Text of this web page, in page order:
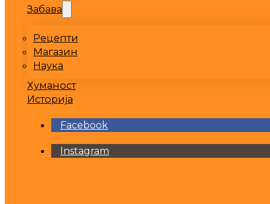
Забава
Рецепти
Магазин
Наука
Хуманост
Историја
Facebook
Instagram